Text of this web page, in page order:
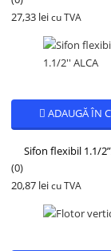
27,33 lei cu TVA
ADAUGĂ ÎN
Sifon flexibil 1.1/
(0)
20,87 lei cu TVA